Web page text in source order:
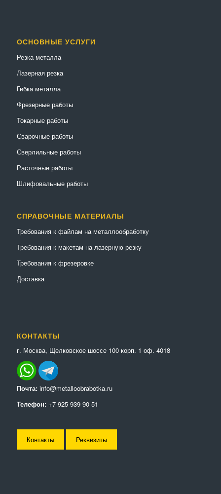
ОСНОВНЫЕ УСЛУГИ
Резка металла
Лазерная резка
Гибка металла
Фрезерные работы
Токарные работы
Сварочные работы
Сверлильные работы
Расточные работы
Шлифовальные работы
СПРАВОЧНЫЕ МАТЕРИАЛЫ
Требования к файлам на металлообработку
Требования к макетам на лазерную резку
Требования к фрезеровке
Доставка
КОНТАКТЫ
г. Москва, Щелковское шоссе 100 корп. 1 оф. 4018
Почта: info@metalloobrabotka.ru
Телефон: +7 925 939 90 51
Контакты Реквизиты